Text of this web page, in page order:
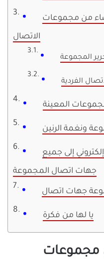
من مجموعات
الاتصال
المعينة
ونغمة الرنين
إلى جميع
جهات اتصال المجموعة
جهات اتصال
يا لها من فكرة
مجموعات